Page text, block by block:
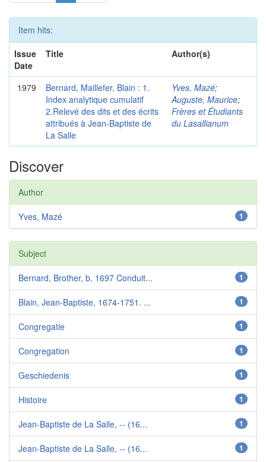
Item hits:
Issue
Date
Title Author(s)
1979
Bernard, Maillefer, Blain : 1.
Index analytique cumulatif
2.Relevé des dits et des écrits
attribués à Jean-Baptiste de
La Salle
Yves, Mazé;
Auguste, Maurice;
Frères et Étudiants
du Lasallianum
Discover
Author
1
Yves, Mazé
Subject
1
Bernard, Brother, b. 1697 Conduit...
1
Blain, Jean-Baptiste, 1674-1751. ...
1
Congregatie
1
Congregation
1
Geschiedenis
1
Histoire
1
Jean-Baptiste de La Salle, -- (16...
1
Jean-Baptiste de La Salle, -- (16...